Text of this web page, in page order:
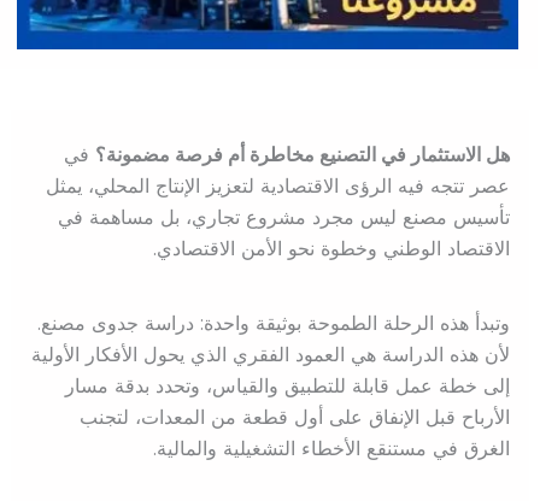
هل الاستثمار في التصنيع مخاطرة أم فرصة مضمونة؟في
عصر تتجه فيه الرؤى الاقتصادية لتعزيز الإنتاج المحلي، يمثل
تأسيس مصنع ليس مجرد مشروع تجاري، بل مساهمة في
الاقتصاد الوطني وخطوة نحو الأمن الاقتصادي.
وتبدأ هذه الرحلة الطموحة بوثيقة واحدة: دراسة جدوى مصنع.
لأن هذه الدراسة هي العمود الفقري الذي يحول الأفكار الأولية
إلى خطة عمل قابلة للتطبيق والقياس، وتحدد بدقة مسار
الأرباح قبل الإنفاق على أول قطعة من المعدات، لتجنب
الغرق في مستنقع الأخطاء التشغيلية والمالية.